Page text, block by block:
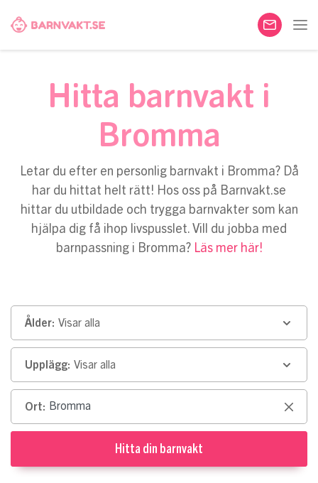
Hitta barnvakt i
Bromma
Letar du efter en personlig barnvakt i Bromma? Då
har du hittat helt rätt! Hos oss på Barnvakt.se
hittar du utbildade och trygga barnvakter som kan
hjälpa dig få ihop livspusslet. Vill du jobba med
barnpassning i Bromma? Läs mer här!
Ålder: Visar alla
Upplägg: Visar alla
Ort: Clear
Hitta din barnvakt